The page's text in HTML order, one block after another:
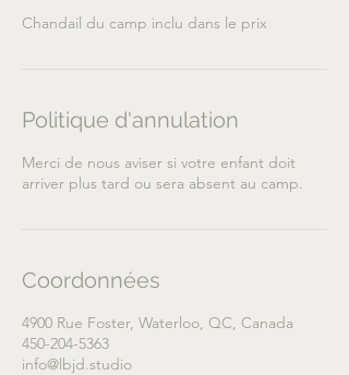
Chandail du camp inclu dans le prix
Politique d'annulation
Merci de nous aviser si votre enfant doit
arriver plus tard ou sera absent au camp.
Coordonnées
4900 Rue Foster, Waterloo, QC, Canada
450-204-5363
info@lbjd.studio